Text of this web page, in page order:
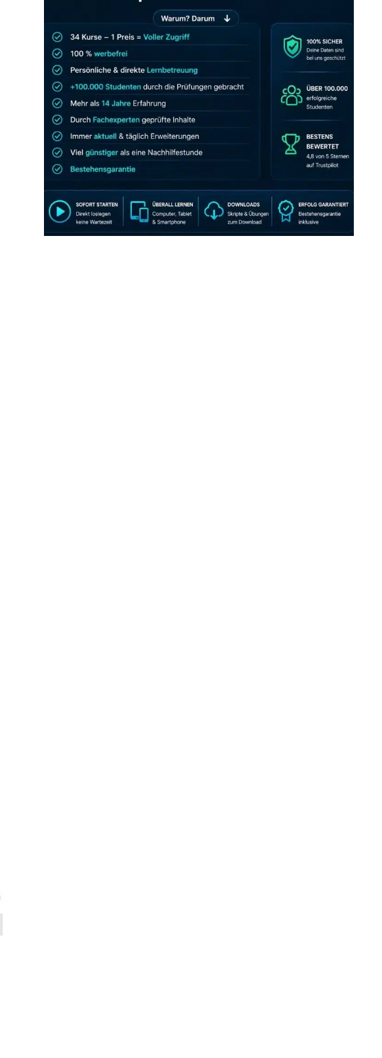
JETZT AB 7,40 EUR/MONAT PERFEKT LERNEN